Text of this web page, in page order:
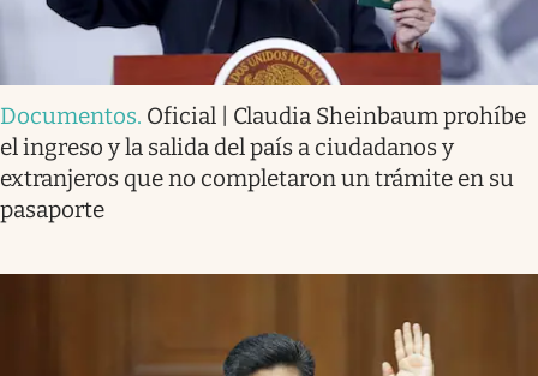
Documentos. Oficial | Claudia Sheinbaum prohíbe
el ingreso y la salida del país a ciudadanos y
extranjeros que no completaron un trámite en su
pasaporte